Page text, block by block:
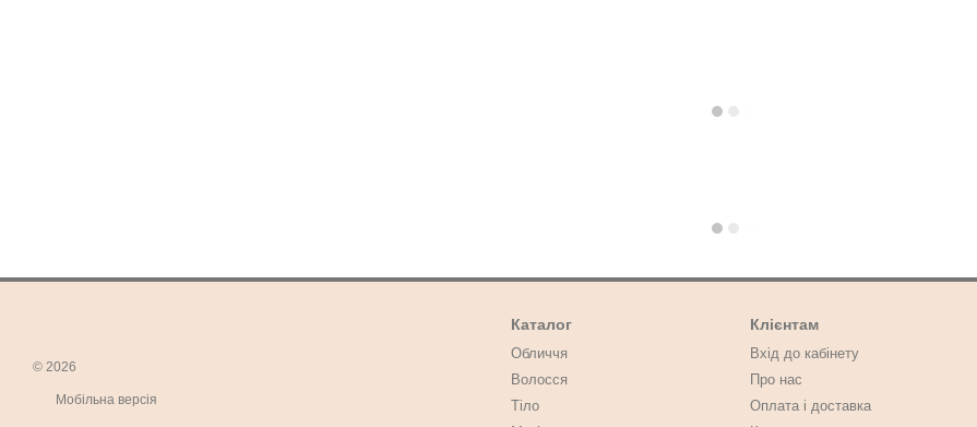
© 2026
Мобільна версія
Каталог
Обличчя
Волосся
Тіло
Клієнтам
Вхід до кабінету
Про нас
Оплата і доставка